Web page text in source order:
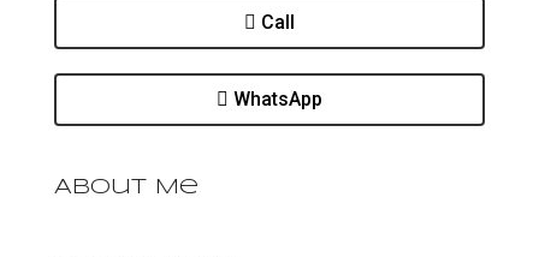
Call
WhatsApp
About Me